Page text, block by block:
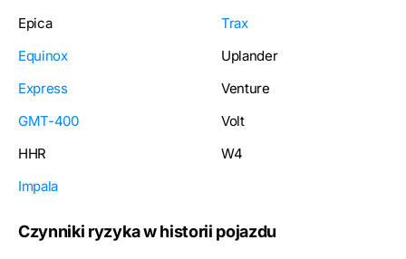
Epica
Equinox
Express
GMT-400
HHR
Impala
Trax
Uplander
Venture
Volt
W4
Czynniki ryzyka w historii pojazdu